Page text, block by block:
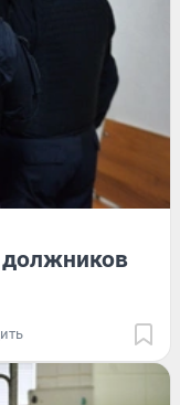
должников